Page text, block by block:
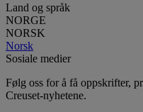
Land og språk
NORGE
NORSK
Norsk
Sosiale medier
Følg oss for å få oppskrifter,
Creuset-nyhetene.